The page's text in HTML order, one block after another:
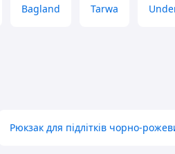
Bagland Tarwa
Рюкзак для підлітків чорно-